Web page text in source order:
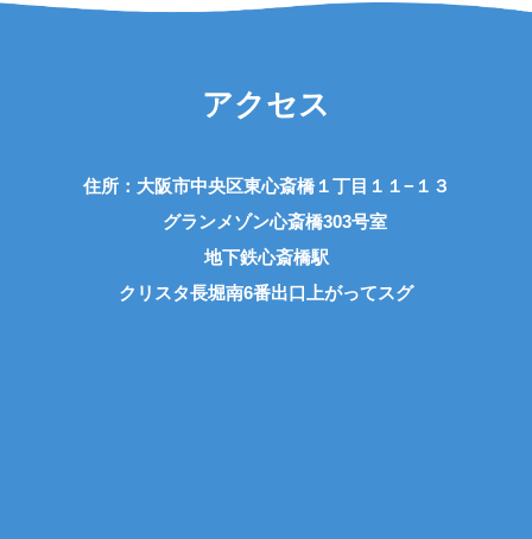
アクセス
住所：大阪市中央区東心斎橋１丁目１１−１３
グランメゾン心斎橋303号室
地下鉄心斎橋駅
クリスタ長堀南6番出口上がってスグ